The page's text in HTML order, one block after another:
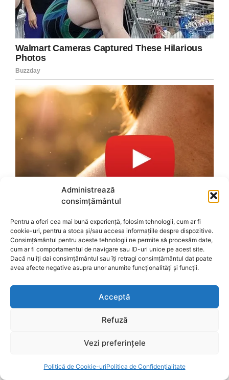
Administrează
consimțământul
Pentru a oferi cea mai bună experiență, folosim tehnologii, cum ar fi
cookie-uri, pentru a stoca și/sau accesa informațiile despre dispozitive.
Consimțământul pentru aceste tehnologii ne permite să procesăm date,
cum ar fi comportamentul de navigare sau ID-uri unice pe acest site.
Dacă nu îți dai consimțământul sau îți retragi consimțământul dat poate
avea afecte negative asupra unor anumite funcționalități și funcții.
Acceptă
Refuză
Vezi preferințele
Politică de Cookie-uriPolitica de Confidențialitate